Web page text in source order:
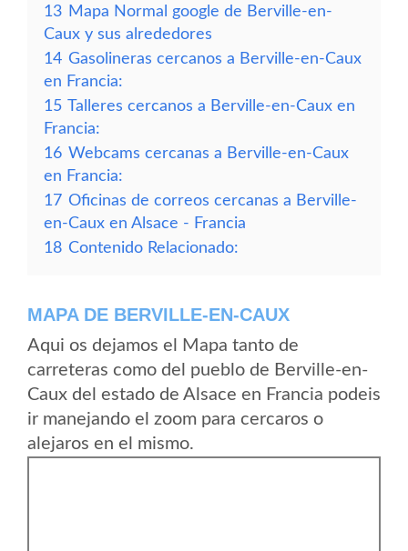
13 Mapa Normal google de Berville-en-
Caux y sus alrededores
14 Gasolineras cercanos a Berville-en-Caux
en Francia:
15 Talleres cercanos a Berville-en-Caux en
Francia:
16 Webcams cercanas a Berville-en-Caux
en Francia:
17 Oficinas de correos cercanas a Berville-
en-Caux en Alsace - Francia
18 Contenido Relacionado:
MAPA DE BERVILLE-EN-CAUX
Aqui os dejamos el Mapa tanto de
carreteras como del pueblo de Berville-en-
Caux del estado de Alsace en Francia podeis
ir manejando el zoom para cercaros o
alejaros en el mismo.